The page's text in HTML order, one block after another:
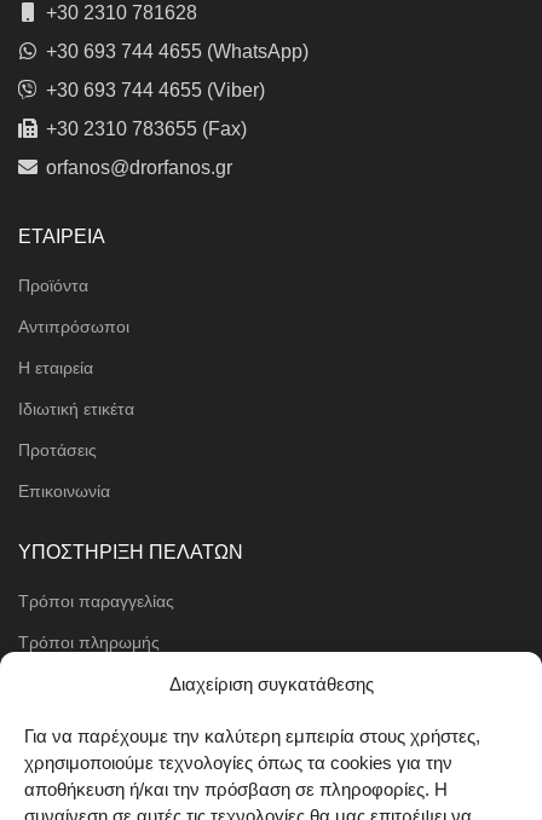
Διαχείριση συγκατάθεσης
Για να παρέχουμε την καλύτερη εμπειρία στους χρήστες,
χρησιμοποιούμε τεχνολογίες όπως τα cookies για την
αποθήκευση ή/και την πρόσβαση σε πληροφορίες. Η
συναίνεση σε αυτές τις τεχνολογίες θα μας επιτρέψει να
+30 2310 781628
+30 693 744 4655 (WhatsApp)
+30 693 744 4655 (Viber)
+30 2310 783655 (Fax)
orfanos@drorfanos.gr
ΕΤΑΙΡΕΙΑ
Προϊόντα
Αντιπρόσωποι
Η εταιρεία
Ιδιωτική ετικέτα
Προτάσεις
Επικοινωνία
ΥΠΟΣΤΗΡΙΞΗ ΠΕΛΑΤΩΝ
Τρόποι παραγγελίας
Τρόποι πληρωμής
Μέθοδοι αποστολής
Όροι χρήσης
Cookie Policy (EU)